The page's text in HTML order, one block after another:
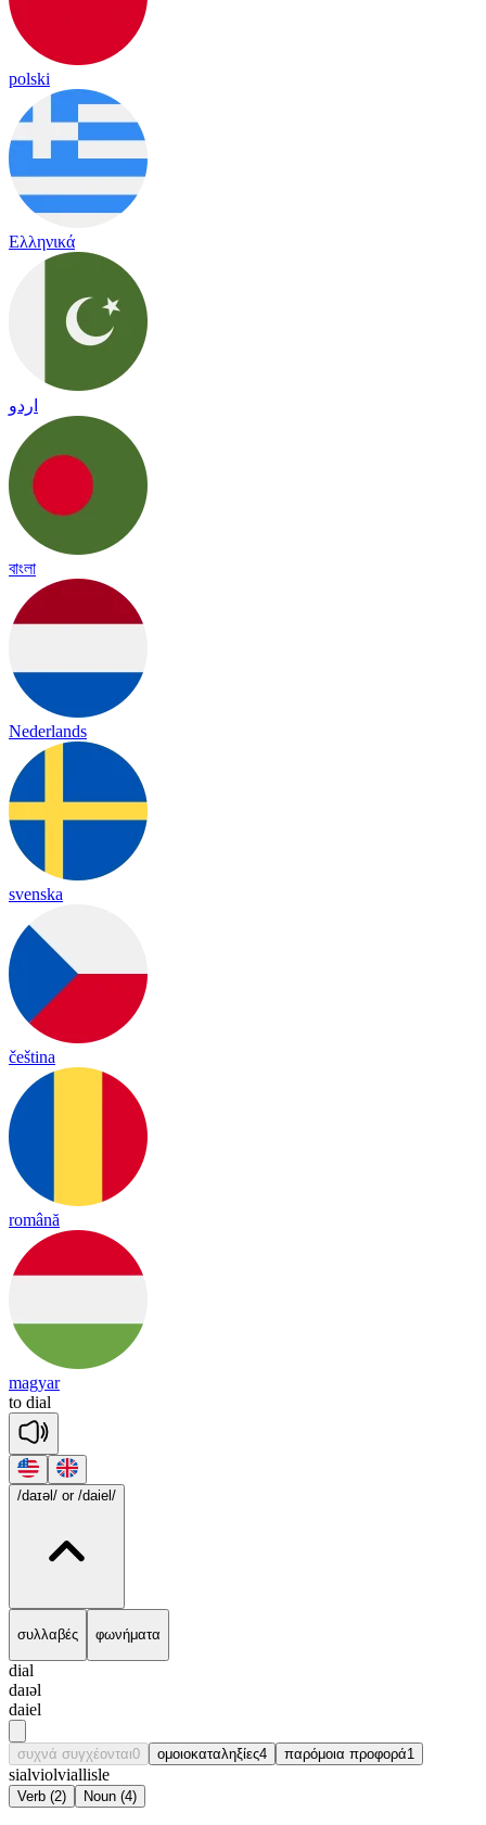
polski
Ελληνικά
اردو
বাংলা
Nederlands
svenska
čeština
română
magyar
to dial
/daɪəl/ or /daiel/
συλλαβές φωνήματα
dial
daɪəl
daiel
συχνά συγχέονται0 ομοιοκαταληξίες4 παρόμοια προφορά1
sialviolviallisle
Verb (2) Noun (4)